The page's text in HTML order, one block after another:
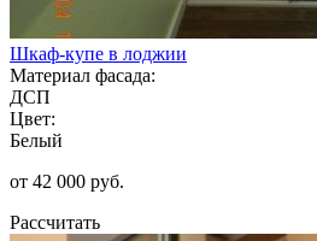
Шкаф-купе в лоджии
Материал фасада:
ДСП
Цвет:
Белый
от 42 000 руб.
Рассчитать